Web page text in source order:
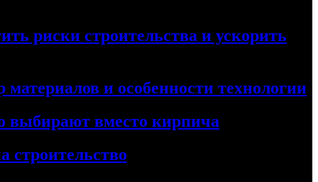
риски строительства и ускорить
и особенности технологии
выбирают вместо кирпича
строительство